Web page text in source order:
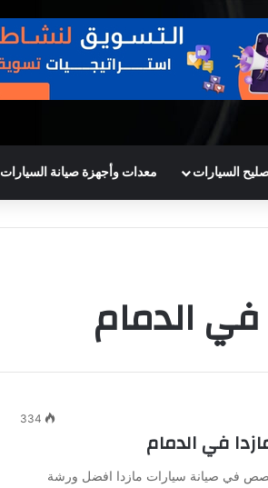
السيارات معدات وأجهزة صيانة السيارات
الدمام
334
في الدمام
في صيانة سيارات مازدا افضل ورشة